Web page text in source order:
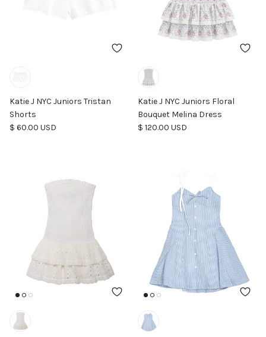
Katie J NYC Juniors Tristan
Shorts
Precio normal
$ 60.00 USD
Katie J NYC Juniors Floral
Bouquet Melina Dress
Precio normal
$ 120.00 USD